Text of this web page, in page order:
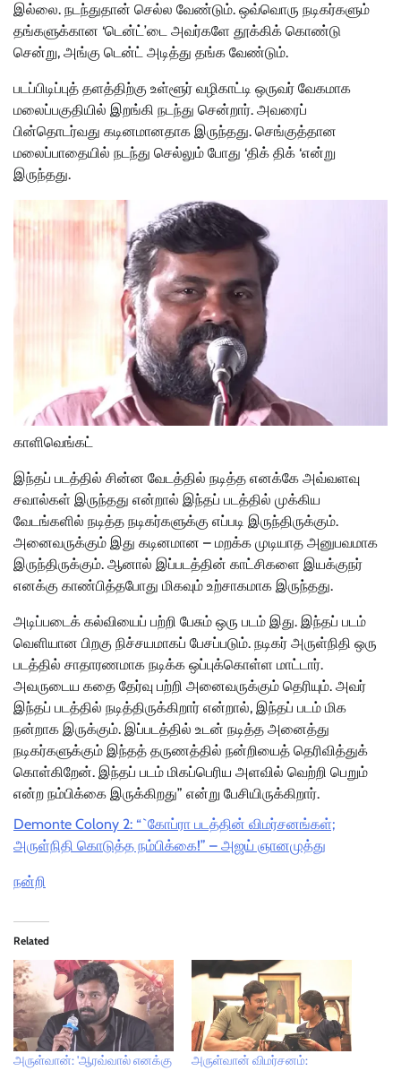
இல்லை. நடந்துதான் செல்ல வேண்டும். ஒவ்வொரு நடிகர்களும்
தங்களுக்கான ‘டென்ட்’டை அவர்களே தூக்கிக் கொண்டு
சென்று, அங்கு டென்ட் அடித்து தங்க வேண்டும்.
படப்பிடிப்புத் தளத்திற்கு உள்ளூர் வழிகாட்டி ஒருவர் வேகமாக
மலைப்பகுதியில் இறங்கி நடந்து சென்றார். அவரைப்
பின்தொடர்வது கடினமானதாக இருந்தது. செங்குத்தான
மலைப்பாதையில் நடந்து செல்லும் போது ‘திக் திக் ‘என்று
இருந்தது.
காளிவெங்கட்
இந்தப் படத்தில் சின்ன வேடத்தில் நடித்த எனக்கே அவ்வளவு
சவால்கள் இருந்தது என்றால் இந்தப் படத்தில் முக்கிய
வேடங்களில் நடித்த நடிகர்களுக்கு எப்படி இருந்திருக்கும்.
அனைவருக்கும் இது கடினமான – மறக்க முடியாத அனுபவமாக
இருந்திருக்கும். ஆனால் இப்படத்தின் காட்சிகளை இயக்குநர்
எனக்கு காண்பித்தபோது மிகவும் உற்சாகமாக இருந்தது.
அடிப்படைக் கல்வியைப் பற்றி பேசும் ஒரு படம் இது. இந்தப் படம்
வெளியான பிறகு நிச்சயமாகப் பேசப்படும். நடிகர் அருள்நிதி ஒரு
படத்தில் சாதாரணமாக நடிக்க ஒப்புக்கொள்ள மாட்டார்.
அவருடைய கதை தேர்வு பற்றி அனைவருக்கும் தெரியும். அவர்
இந்தப் படத்தில் நடித்திருக்கிறார் என்றால், இந்தப் படம் மிக
நன்றாக இருக்கும். இப்படத்தில் உடன் நடித்த அனைத்து
நடிகர்களுக்கும் இந்தத் தருணத்தில் நன்றியைத் தெரிவித்துக்
கொள்கிறேன். இந்தப் படம் மிகப்பெரிய அளவில் வெற்றி பெறும்
என்ற நம்பிக்கை இருக்கிறது” என்று பேசியிருக்கிறார்.
Demonte Colony 2: “`கோப்ரா படத்தின் விமர்சனங்கள்;
அருள்நிதி கொடுத்த நம்பிக்கை!” – அஜய் ஞானமுத்து
நன்றி
Related
அருள்வான்: 'ஆரவ்வால் எனக்கு
அருள்வான் விமர்சனம்: